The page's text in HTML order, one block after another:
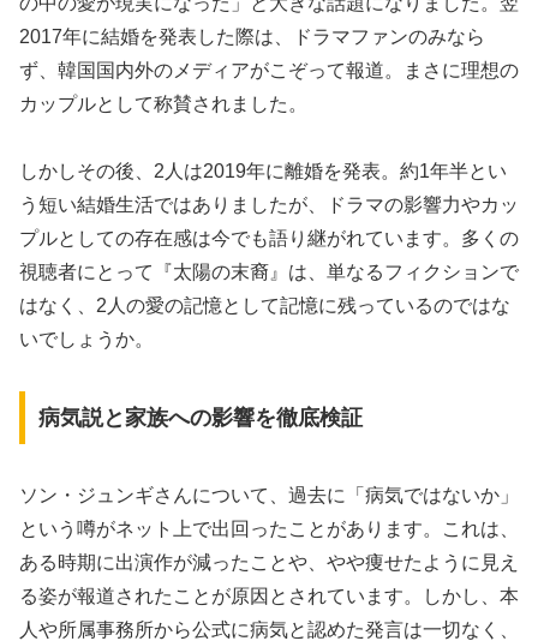
2017年に結婚を発表した際は、ドラマファンのみなら
ず、韓国国内外のメディアがこぞって報道。まさに理想の
カップルとして称賛されました。
しかしその後、2人は2019年に離婚を発表。約1年半とい
う短い結婚生活ではありましたが、ドラマの影響力やカッ
プルとしての存在感は今でも語り継がれています。多くの
視聴者にとって『太陽の末裔』は、単なるフィクションで
はなく、2人の愛の記憶として記憶に残っているのではな
いでしょうか。
病気説と家族への影響を徹底検証
ソン・ジュンギさんについて、過去に「病気ではないか」
という噂がネット上で出回ったことがあります。これは、
ある時期に出演作が減ったことや、やや痩せたように見え
る姿が報道されたことが原因とされています。しかし、本
人や所属事務所から公式に病気と認めた発言は一切なく、